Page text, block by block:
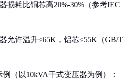
损耗比铜芯高20%-30%（参考IEC
允许温升≤65K，铝芯≤55K（GB/T
（以10kVA干式变压器为例）：